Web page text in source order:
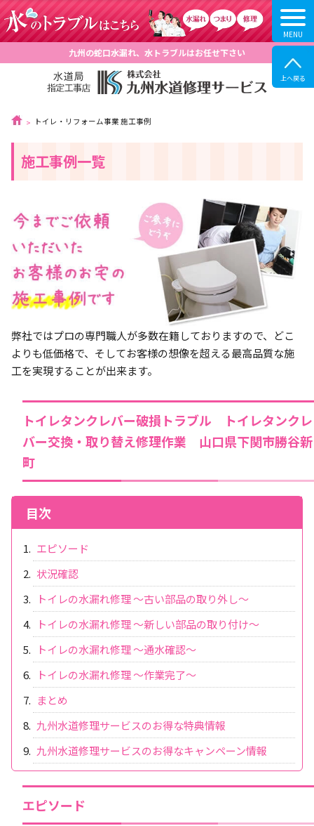
九州の蛇口水漏れ、水トラブルはお任せ下さい
トイレ・リフォーム事業 施工事例
施工事例一覧
弊社ではプロの専門職人が多数在籍しておりますので、どこ
よりも低価格で、そしてお客様の想像を超える最高品質な施
工を実現することが出来ます。
トイレタンクレバー破損トラブル トイレタンクレ
バー交換・取り替え修理作業 山口県下関市勝谷新
町
目次
エピソード
状況確認
トイレの水漏れ修理 ～古い部品の取り外し～
トイレの水漏れ修理 ～新しい部品の取り付け～
トイレの水漏れ修理 ～通水確認～
トイレの水漏れ修理 ～作業完了～
まとめ
九州水道修理サービスのお得な特典情報
九州水道修理サービスのお得なキャンペーン情報
エピソード